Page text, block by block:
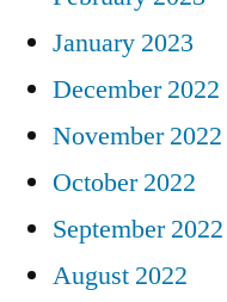
January 2023
December 2022
November 2022
October 2022
September 2022
August 2022